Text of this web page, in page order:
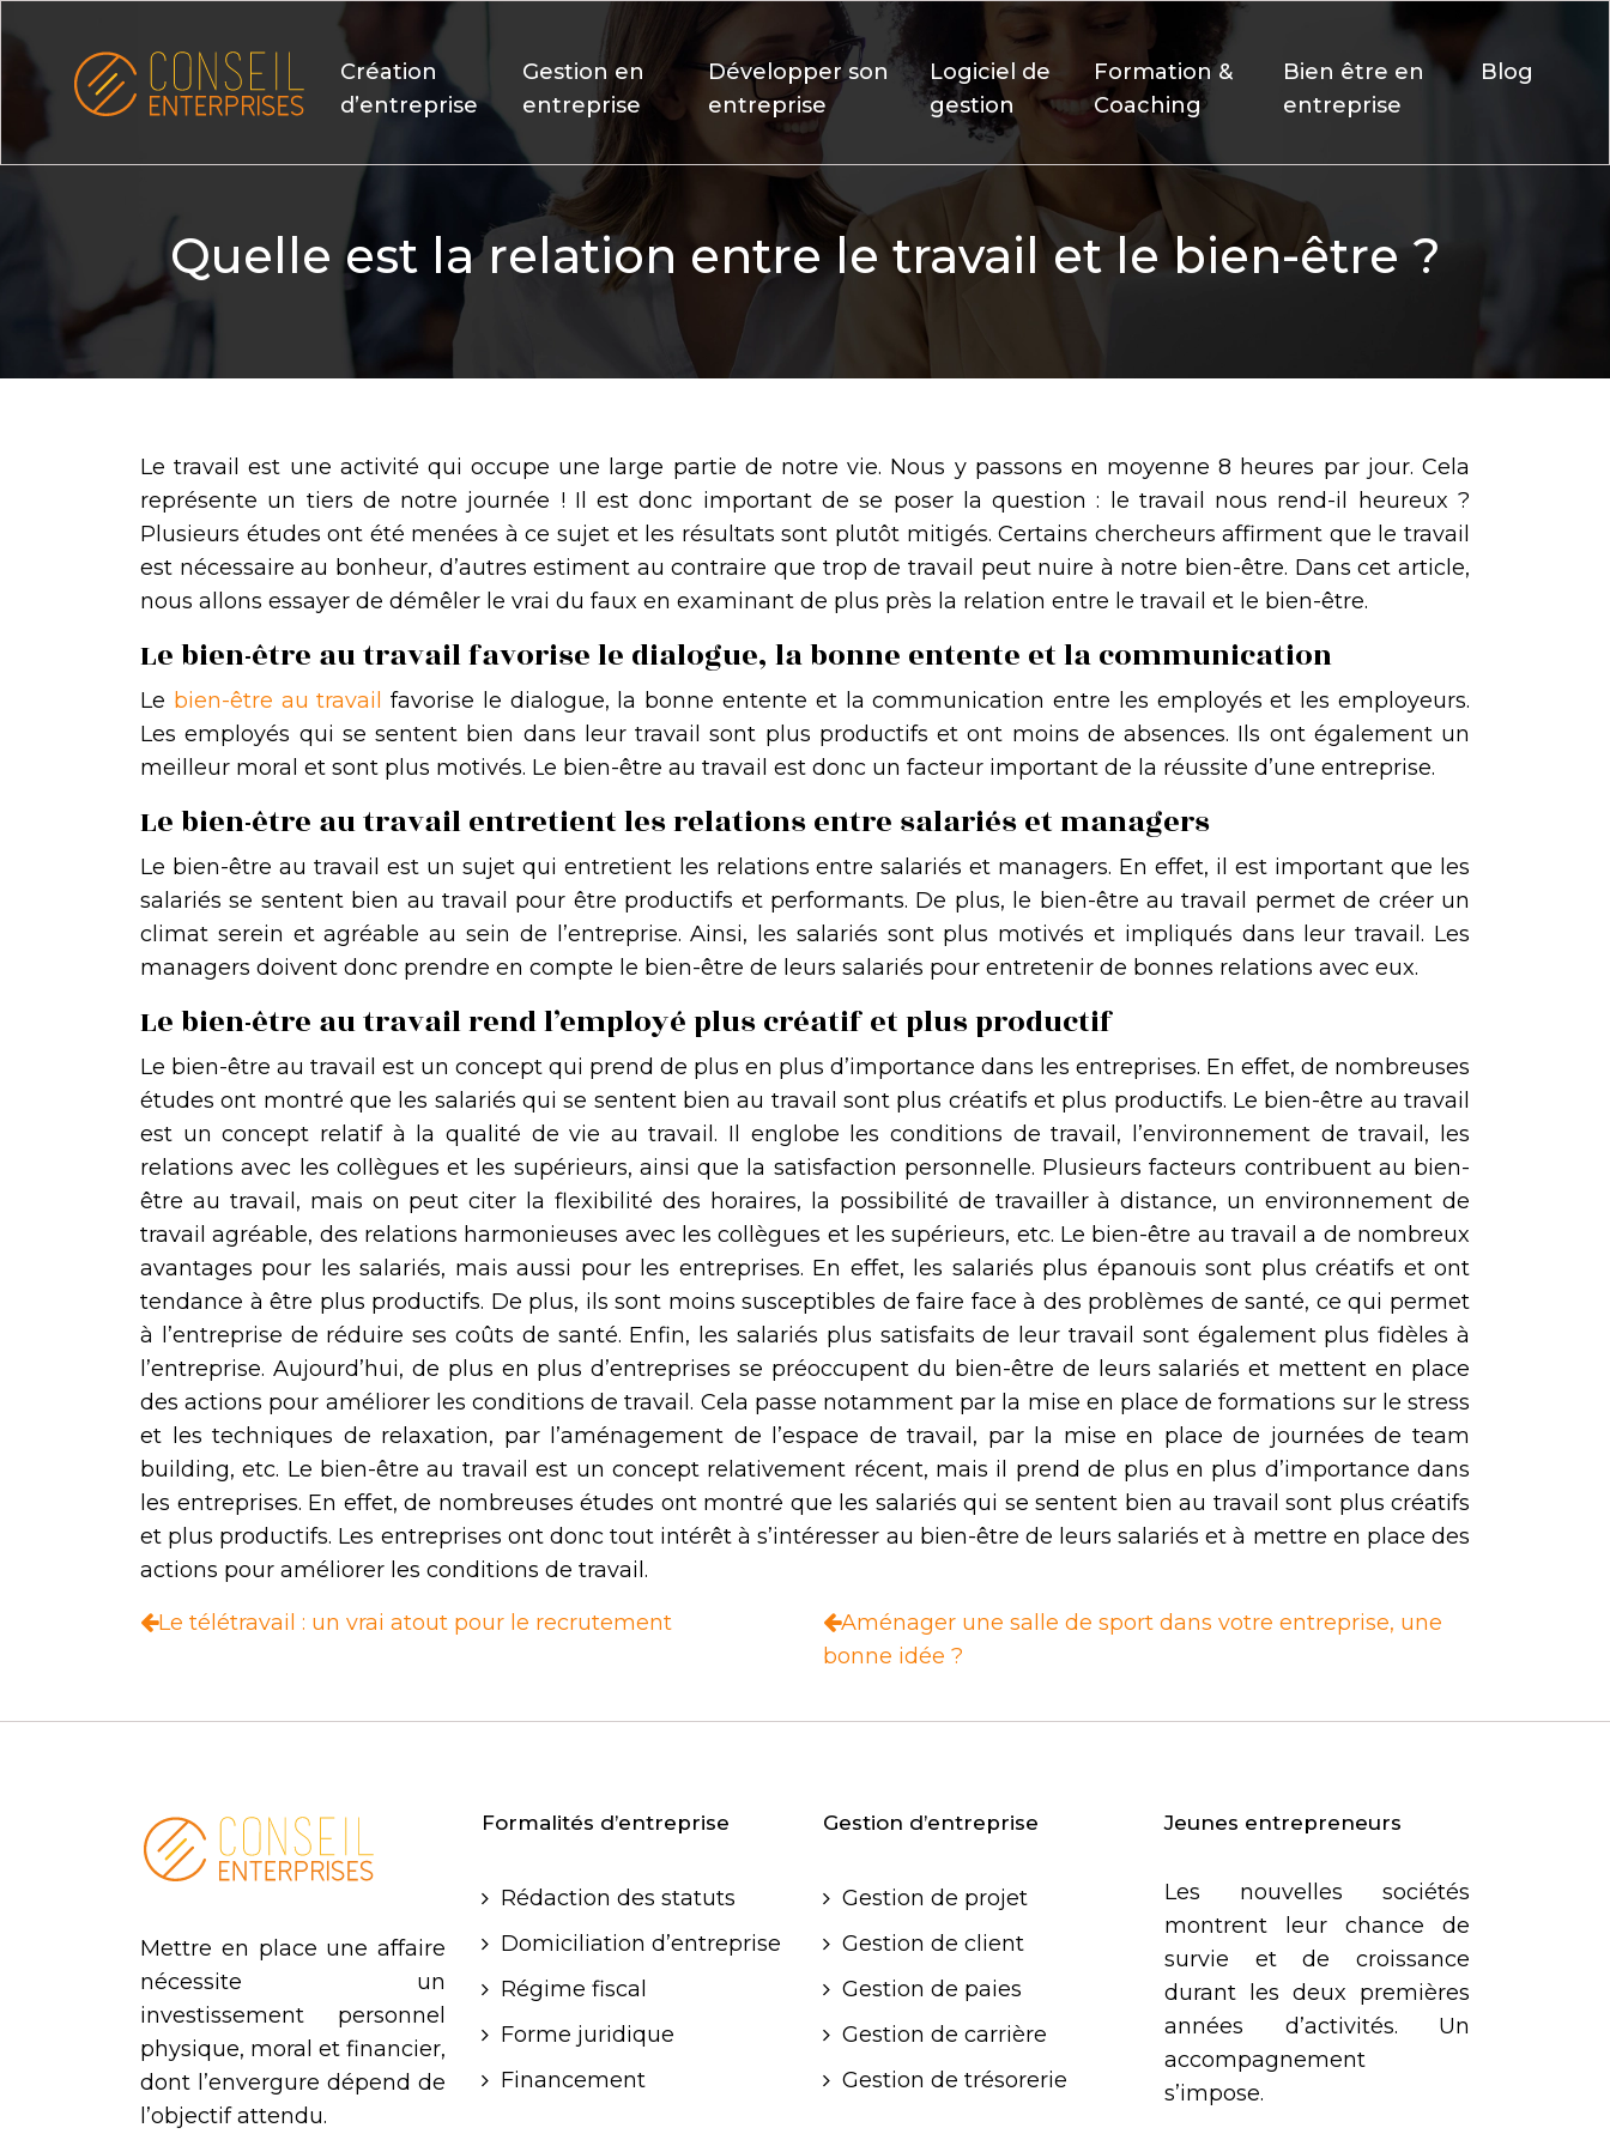
Création
d’entreprise
Gestion en
entreprise
Développer son
entreprise
Logiciel de
gestion
Formation &
Coaching
Bien être en
entreprise
Blog
Quelle est la relation entre le travail et le bien-être ?
Le travail est une activité qui occupe une large partie de notre vie. Nous y passons en moyenne 8 heures par jour. Cela
représente un tiers de notre journée ! Il est donc important de se poser la question : le travail nous rend-il heureux ?
Plusieurs études ont été menées à ce sujet et les résultats sont plutôt mitigés. Certains chercheurs affirment que le travail
est nécessaire au bonheur, d’autres estiment au contraire que trop de travail peut nuire à notre bien-être. Dans cet article,
nous allons essayer de démêler le vrai du faux en examinant de plus près la relation entre le travail et le bien-être.
Le bien-être au travail favorise le dialogue, la bonne entente et la communication
Le bien-être au travail
favorise le dialogue, la bonne entente et la communication entre les employés et les employeurs.
Les employés qui se sentent bien dans leur travail sont plus productifs et ont moins de absences. Ils ont également un
meilleur moral et sont plus motivés. Le bien-être au travail est donc un facteur important de la réussite d’une entreprise.
Le bien-être au travail entretient les relations entre salariés et managers
Le bien-être au travail est un sujet qui entretient les relations entre salariés et managers. En effet, il est important que les
salariés se sentent bien au travail pour être productifs et performants. De plus, le bien-être au travail permet de créer un
climat serein et agréable au sein de l’entreprise. Ainsi, les salariés sont plus motivés et impliqués dans leur travail. Les
managers doivent donc prendre en compte le bien-être de leurs salariés pour entretenir de bonnes relations avec eux.
Le bien-être au travail rend l’employé plus créatif et plus productif
Le bien-être au travail est un concept qui prend de plus en plus d’importance dans les entreprises. En effet, de nombreuses
études ont montré que les salariés qui se sentent bien au travail sont plus créatifs et plus productifs. Le bien-être au travail
est un concept relatif à la qualité de vie au travail. Il englobe les conditions de travail, l’environnement de travail, les
relations avec les collègues et les supérieurs, ainsi que la satisfaction personnelle. Plusieurs facteurs contribuent au bien-
être au travail, mais on peut citer la flexibilité des horaires, la possibilité de travailler à distance, un environnement de
travail agréable, des relations harmonieuses avec les collègues et les supérieurs, etc. Le bien-être au travail a de nombreux
avantages pour les salariés, mais aussi pour les entreprises. En effet, les salariés plus épanouis sont plus créatifs et ont
tendance à être plus productifs. De plus, ils sont moins susceptibles de faire face à des problèmes de santé, ce qui permet
à l’entreprise de réduire ses coûts de santé. Enfin, les salariés plus satisfaits de leur travail sont également plus fidèles à
l’entreprise. Aujourd’hui, de plus en plus d’entreprises se préoccupent du bien-être de leurs salariés et mettent en place
des actions pour améliorer les conditions de travail. Cela passe notamment par la mise en place de formations sur le stress
et les techniques de relaxation, par l’aménagement de l’espace de travail, par la mise en place de journées de team
building, etc. Le bien-être au travail est un concept relativement récent, mais il prend de plus en plus d’importance dans
les entreprises. En effet, de nombreuses études ont montré que les salariés qui se sentent bien au travail sont plus créatifs
et plus productifs. Les entreprises ont donc tout intérêt à s’intéresser au bien-être de leurs salariés et à mettre en place des
actions pour améliorer les conditions de travail.
Le télétravail : un vrai atout pour le recrutement
Aménager une salle de sport dans votre entreprise, une
bonne idée ?
Mettre en place une affaire
nécessite un
investissement personnel
physique, moral et financier,
dont l’envergure dépend de
l’objectif attendu.
Formalités d’entreprise
Rédaction des statuts
Domiciliation d’entreprise
Régime fiscal
Forme juridique
Financement
Gestion d’entreprise
Gestion de projet
Gestion de client
Gestion de paies
Gestion de carrière
Gestion de trésorerie
Jeunes entrepreneurs
Les nouvelles sociétés
montrent leur chance de
survie et de croissance
durant les deux premières
années d’activités. Un
accompagnement
s’impose.